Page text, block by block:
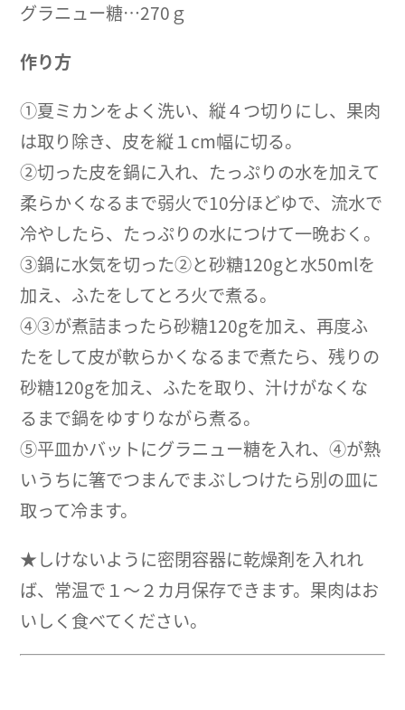
グラニュー糖…270ｇ
作り方
①夏ミカンをよく洗い、縦４つ切りにし、果肉
は取り除き、皮を縦１cm幅に切る。
②切った皮を鍋に入れ、たっぷりの水を加えて
柔らかくなるまで弱火で10分ほどゆで、流水で
冷やしたら、たっぷりの水につけて一晩おく。
③鍋に水気を切った②と砂糖120gと水50mlを
加え、ふたをしてとろ火で煮る。
④③が煮詰まったら砂糖120gを加え、再度ふ
たをして皮が軟らかくなるまで煮たら、残りの
砂糖120gを加え、ふたを取り、汁けがなくな
るまで鍋をゆすりながら煮る。
⑤平皿かバットにグラニュー糖を入れ、④が熱
いうちに箸でつまんでまぶしつけたら別の皿に
取って冷ます。
★しけないように密閉容器に乾燥剤を入れれ
ば、常温で１～２カ月保存できます。果肉はお
いしく食べてください。